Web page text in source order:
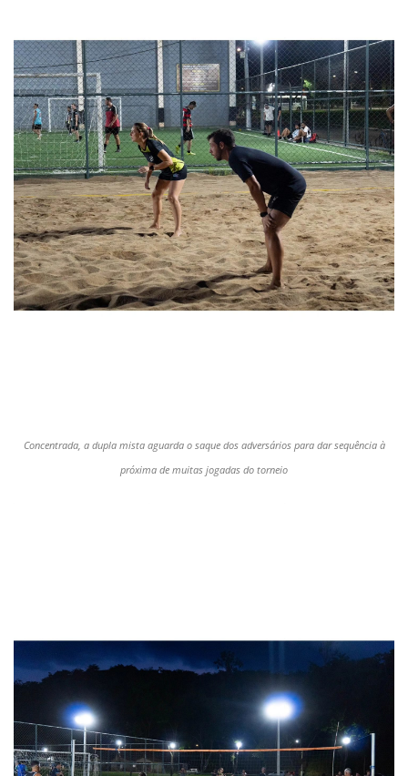
Concentrada, a dupla mista aguarda o saque dos adversários para dar sequência à
próxima de muitas jogadas do torneio